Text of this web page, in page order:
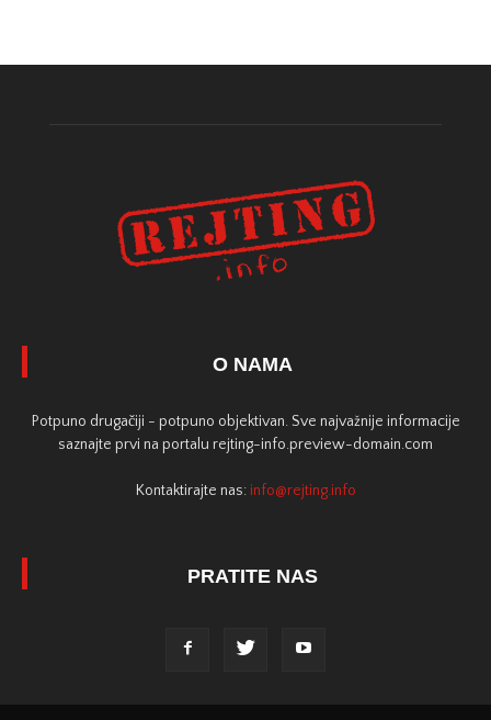
O NAMA
Potpuno drugačiji - potpuno objektivan. Sve najvažnije informacije
saznajte prvi na portalu rejting-info.preview-domain.com
Kontaktirajte nas: info@rejting.info
PRATITE NAS